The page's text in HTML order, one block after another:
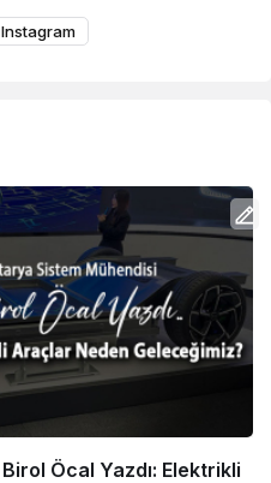
Instagram
Öcal Yazdı: Elektrikli